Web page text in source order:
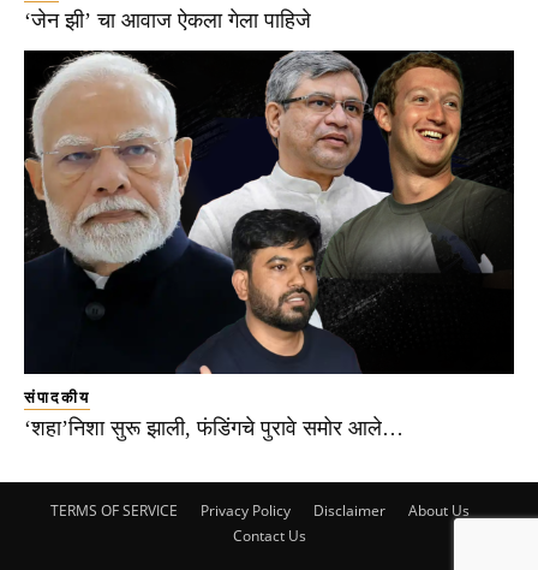
‘जेन झी’ चा आवाज ऐकला गेला पाहिजे
संपादकीय
‘शहा’निशा सुरू झाली, फंडिंगचे पुरावे समोर आले…
TERMS OF SERVICE Privacy Policy Disclaimer
About Us
Contact Us